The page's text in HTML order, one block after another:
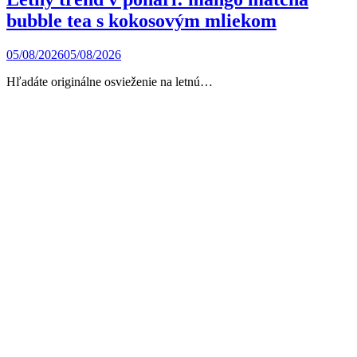
bubble tea s kokosovým mliekom
05/08/202605/08/2026
Hľadáte originálne osvieženie na letnú…